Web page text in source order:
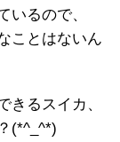
いるので、
ことはないん
きるスイカ、
(*^_^*)